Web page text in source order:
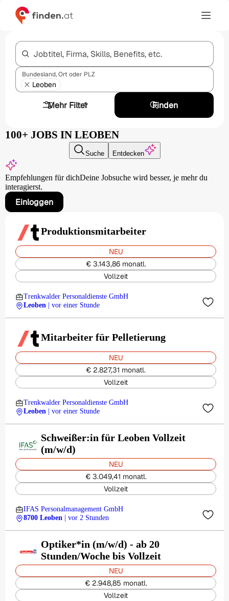
Jobtitel, Firma, Skills, Benefits, etc.
Bundesland, Ort oder PLZ
Leoben
Mehr Filter
1 Finden
100+ JOBS IN LEOBEN
Suche Entdecken
Empfehlungen für dichDeine Jobsuche wird besser, je mehr du
interagierst.
Einloggen
Produktionsmitarbeiter
NEU
€ 3.143,86 monatl.
Vollzeit
Trenkwalder Personaldienste GmbH
Leoben
| vor einer Stunde
Mitarbeiter für Pelletierung
NEU
€ 2.827,31 monatl.
Vollzeit
Trenkwalder Personaldienste GmbH
Leoben
| vor einer Stunde
Schweißer:in für Leoben Vollzeit
(m/w/d)
NEU
€ 3.049,41 monatl.
Vollzeit
IFAS Personalmanagement GmbH
8700 Leoben
| vor 2 Stunden
Optiker*in (m/w/d) - ab 20
Stunden/Woche bis Vollzeit
NEU
€ 2.948,85 monatl.
Vollzeit